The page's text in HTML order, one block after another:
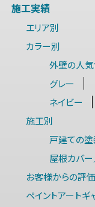
施工実績
エリア別
カラー別
外壁の人
グレー
ネイビー
施工別
戸建ての
屋根カバ
お客様からの評価
ペイントアートギ